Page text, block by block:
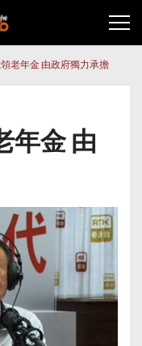
老年金 由政府獨力承擔
年金 由